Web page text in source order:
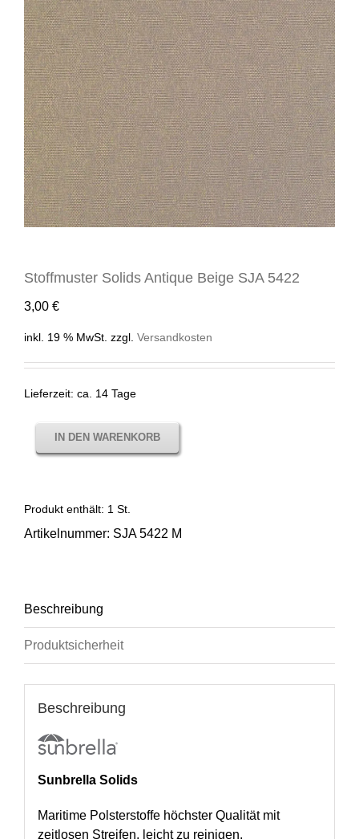
Stoffmuster Solids Antique Beige SJA 5422
3,00 €
inkl. 19 % MwSt. zzgl. Versandkosten
Lieferzeit: ca. 14 Tage
IN DEN WARENKORB
Produkt enthält: 1 St.
Artikelnummer: SJA 5422 M
Beschreibung
Produktsicherheit
Beschreibung
Sunbrella Solids
Maritime Polsterstoffe höchster Qualität mit
zeitlosen Streifen, leicht zu reinigen.